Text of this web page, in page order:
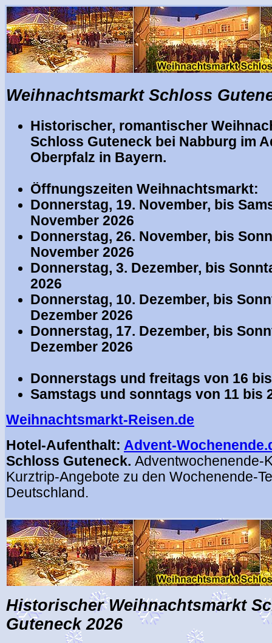
Weihnachtsmarkt Schloss
Historischer, romantischer
Schloss Guteneck bei Nabburg im
Oberpfalz in Bayern.
Öffnungszeiten Weihnachtsmarkt:
Donnerstag, 19. November, bis
November 2026
Donnerstag, 26. November, bis
November 2026
Donnerstag, 3. Dezember, bis
2026
Donnerstag, 10. Dezember, bis
Dezember 2026
Donnerstag, 17. Dezember, bis
Dezember 2026
Donnerstags und freitags von 16
Samstags und sonntags von 11 bis
Weihnachtsmarkt-Reisen.de
Hotel-Aufenthalt: Advent-
Schloss Guteneck. Adventwochenende-
Kurztrip-Angebote zu den Wochenende-
Deutschland.
HistorischerWeihnachtsmarkt
Guteneck 2026